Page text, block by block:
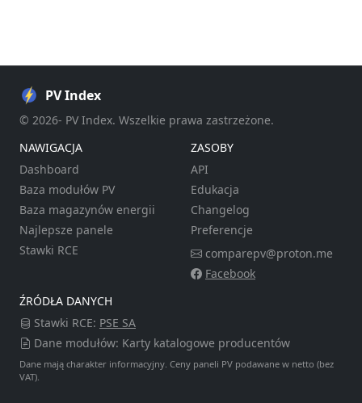
PV Index
© 2026- PV Index. Wszelkie prawa zastrzeżone.
NAWIGACJA
Dashboard
Baza modułów PV
Baza magazynów energii
Najlepsze panele
Stawki RCE
ZASOBY
API
Edukacja
Changelog
Preferencje
comparepv@proton.me
Facebook
ŹRÓDŁA DANYCH
Stawki RCE: PSE SA
Dane modułów: Karty katalogowe producentów
Dane mają charakter informacyjny. Ceny paneli PV podawane w netto (bez
VAT).